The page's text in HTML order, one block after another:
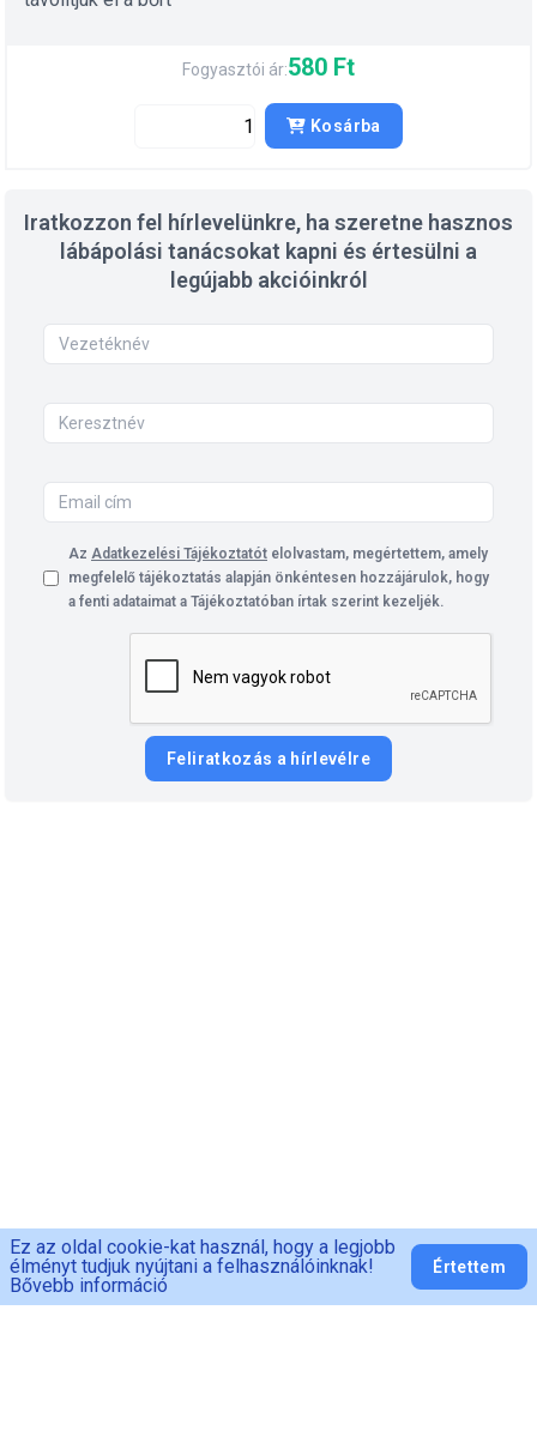
Fogyasztói ár:580 Ft
Kosárba
Iratkozzon fel hírlevelünkre, ha szeretne hasznos
lábápolási tanácsokat kapni és értesülni a
legújabb akcióinkról
Az Adatkezelési Tájékoztatót elolvastam, megértettem, amely
megfelelő tájékoztatás alapján önkéntesen hozzájárulok, hogy
a fenti adataimat a Tájékoztatóban írtak szerint kezeljék.
Feliratkozás a hírlevélre
Ez az oldal cookie-kat használ, hogy a legjobb
élményt tudjuk nyújtani a felhasználóinknak!
Bővebb információ
Értettem